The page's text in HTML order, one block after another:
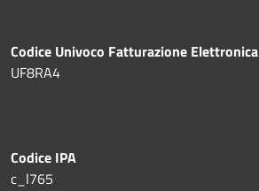
Codice Univoco Fatturazione Elettronica
UF8RA4
Codice IPA
c_l765